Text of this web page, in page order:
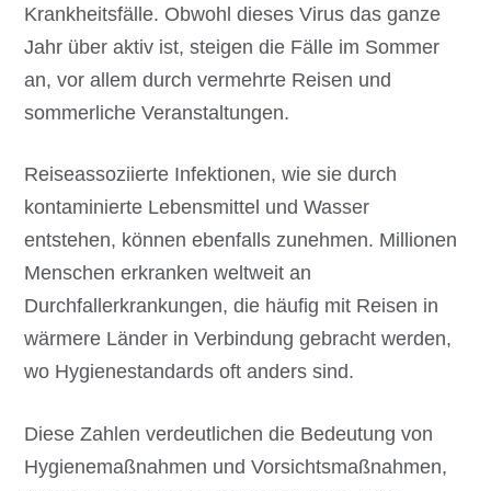
Krankheitsfälle. Obwohl dieses Virus das ganze
Jahr über aktiv ist, steigen die Fälle im Sommer
an, vor allem durch vermehrte Reisen und
sommerliche Veranstaltungen.
Reiseassoziierte Infektionen, wie sie durch
kontaminierte Lebensmittel und Wasser
entstehen, können ebenfalls zunehmen. Millionen
Menschen erkranken weltweit an
Durchfallerkrankungen, die häufig mit Reisen in
wärmere Länder in Verbindung gebracht werden,
wo Hygienestandards oft anders sind.
Diese Zahlen verdeutlichen die Bedeutung von
Hygienemaßnahmen und Vorsichtsmaßnahmen,